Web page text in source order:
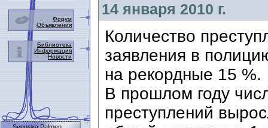
14 января 2010 г.
Количество
заявления в
на рекордные 15 %.
В прошлом году
преступлений
Форум
Объявления
Библиотека
Информация
Новости